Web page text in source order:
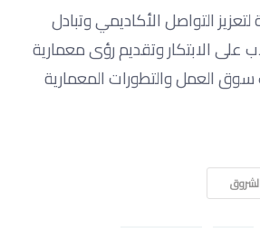
التواصل الأكاديمي وتبادل
على الابتكار وتقديم رؤى معمارية
العمل والتطورات المعمارية